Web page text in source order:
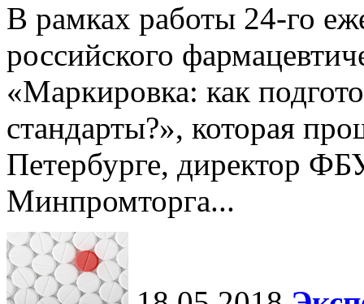
В рамках работы 24-го
российского
«Маркировка: как
стандарты?», которая
Петербурге, директор
Минпромторга...